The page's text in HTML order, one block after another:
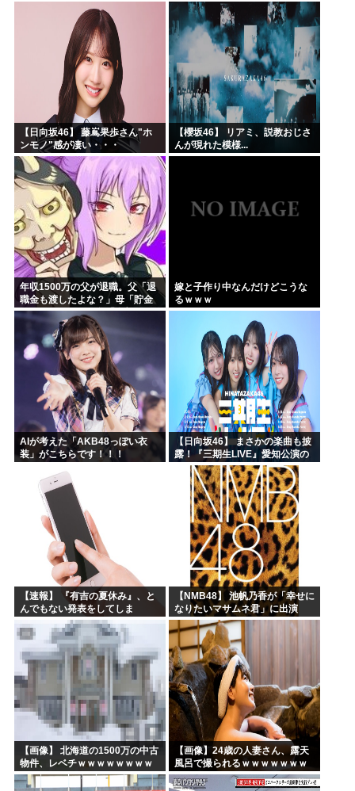
る・・・
きた 堂々と「離婚の法律相談で
す。母の薦めでこちらに参りま
した」と言っているが、...
【日向坂46】 藤嶌果歩さん"ホ
ンモノ"感が凄い・・・
【櫻坂46】 リアミ、説教おじさ
んが現れた模様...
年収1500万の父が退職。父「退
職金も渡したよな？」母「貯金
なんてないよー」父「全部なく
なったの！？」→予想外の返事
に家族騒然となり…
嫁と子作り中なんだけどこうな
るｗｗｗ
AIが考えた「AKB48っぽい衣
装」がこちらです！！！
【日向坂46】 まさかの楽曲も披
露！『三期生LIVE』愛知公演の
レポがこちら
【速報】 『有吉の夏休み』、と
んでもない発表をしてしま
う！！！！！
【NMB48】 池帆乃香が「幸せに
なりたいマサムネ君」に出演
【画像】 北海道の1500万の中古
物件、レベチｗｗｗｗｗｗｗｗ
ｗｗｗｗｗｗｗｗｗｗｗｗ
【画像】24歳の人妻さん、露天
風呂で撮られるｗｗｗｗｗｗｗ
ｗｗｗｗｗｗｗｗｗｗ